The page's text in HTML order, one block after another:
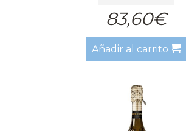
83,60€
Añadir al carrito